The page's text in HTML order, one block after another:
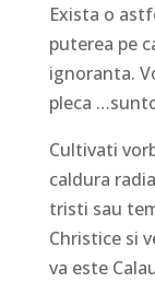
Exista o
puterea pe
ignoranta.
pleca
Cultivati
caldura
tristi sau
Christice si
va este